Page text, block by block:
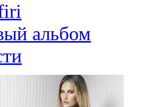
альбом